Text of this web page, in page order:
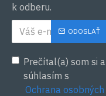
k odberu.
ODOSLAŤ
Prečítal(a) som si a
súhlasím s
Ochrana osobných